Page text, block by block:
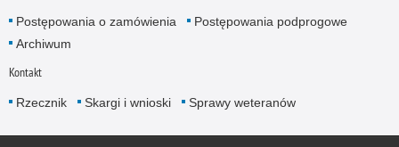
Postępowania o zamówienia
Postępowania podprogowe
Archiwum
Kontakt
Rzecznik Skargi i wnioski Sprawy weteranów